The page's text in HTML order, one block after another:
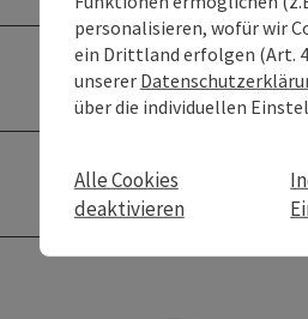
personalisieren, wofür wir
ein Drittland erfolgen (Art.
unserer
über die individuellen
Alle Cookies
deaktivieren